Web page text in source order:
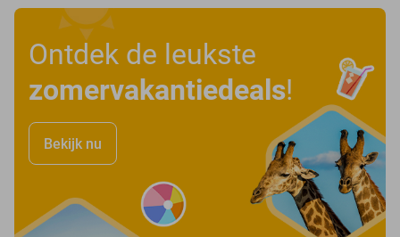
Ontdek de leukste
zomervakantiedeals!
Bekijk nu